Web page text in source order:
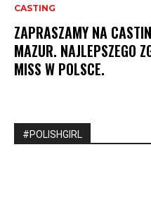
CASTING
ZAPRASZAMY NA
MAZUR. NAJLEPSZEGO
MISS W POLSCE.
#POLISHGIRL